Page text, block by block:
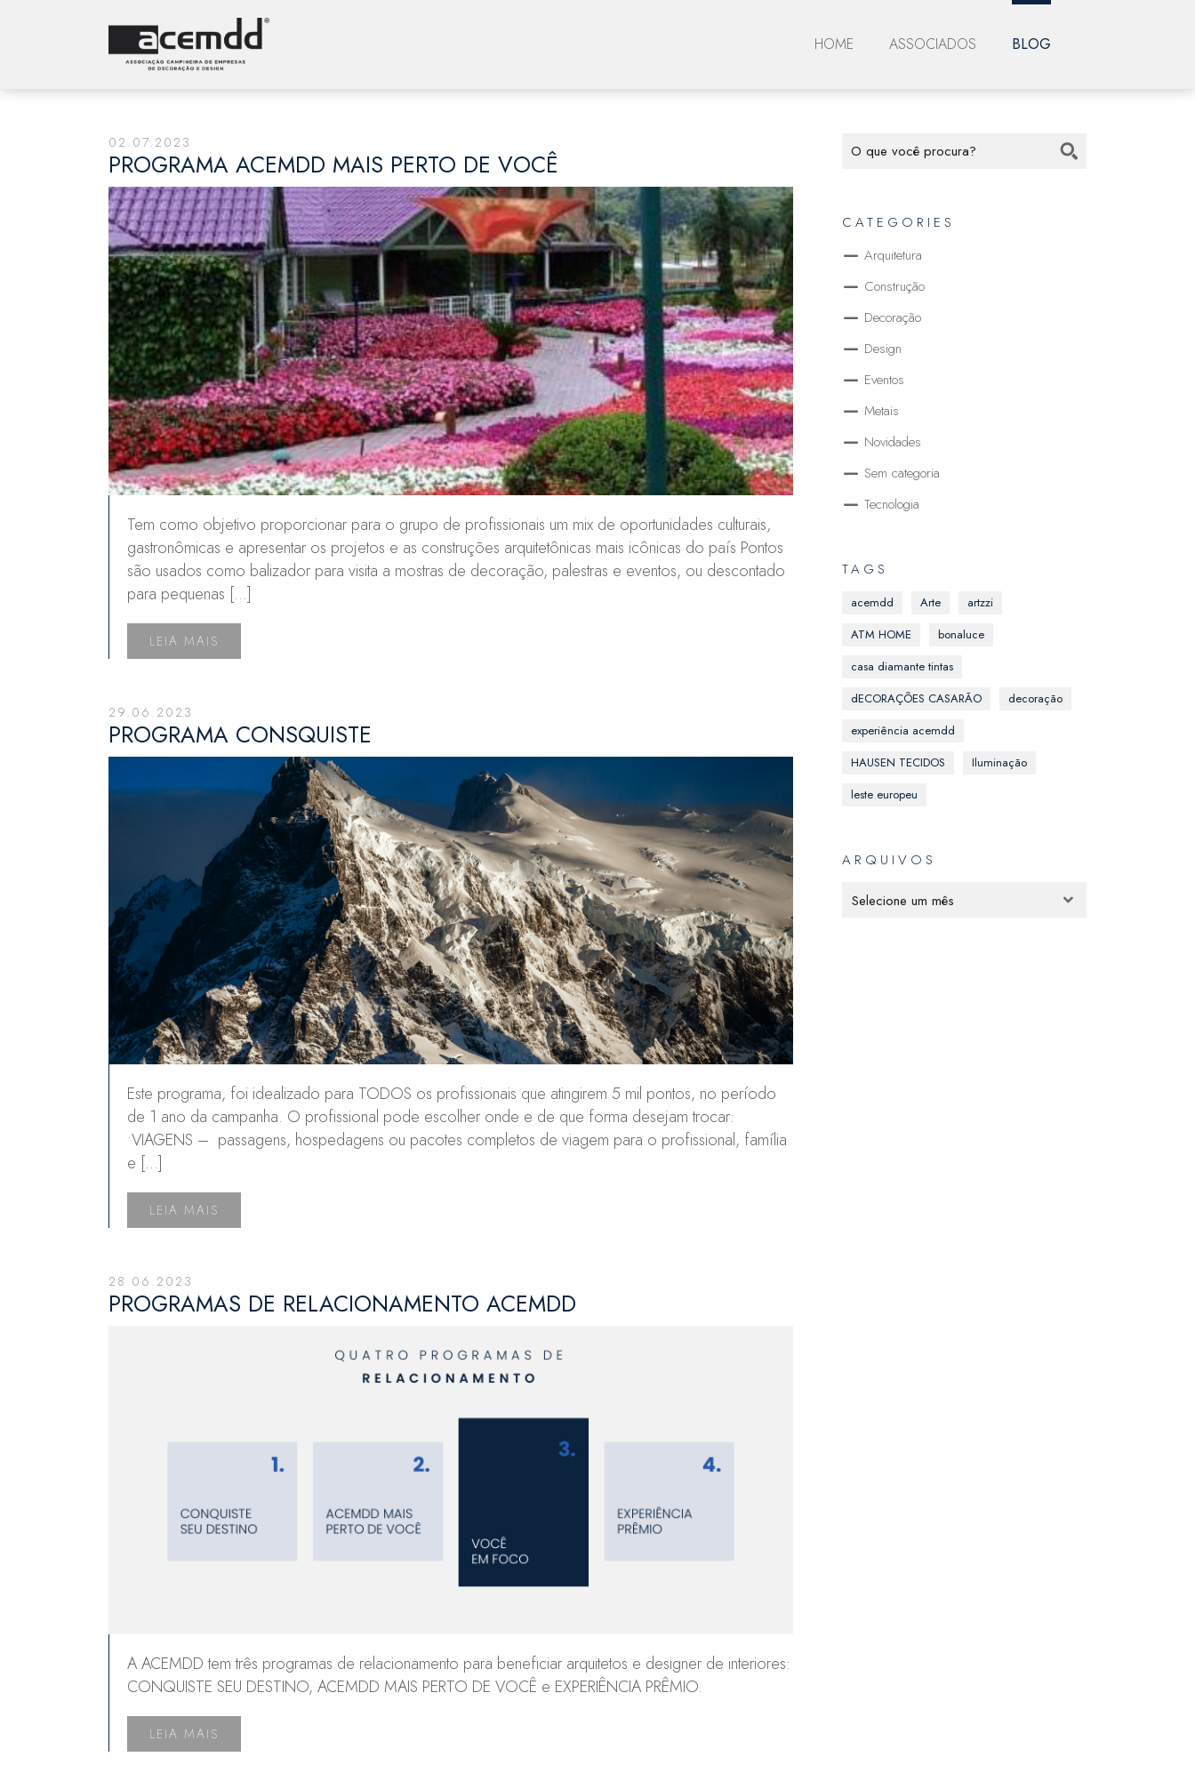
HOME ASSOCIADOS BLOG
02.07.2023
PROGRAMA ACEMDD MAIS PERTO DE VOCÊ
Tem como objetivo proporcionar para o grupo de profissionais um mix de oportunidades culturais,
gastronômicas e apresentar os projetos e as construções arquitetônicas mais icônicas do país Pontos
são usados como balizador para visita a mostras de decoração, palestras e eventos, ou descontado
para pequenas […]
LEIA MAIS
29.06.2023
PROGRAMA CONSQUISTE
Este programa, foi idealizado para TODOS os profissionais que atingirem 5 mil pontos, no período
de 1 ano da campanha. O profissional pode escolher onde e de que forma desejam trocar:
•VIAGENS – passagens, hospedagens ou pacotes completos de viagem para o profissional, família
e […]
LEIA MAIS
28.06.2023
PROGRAMAS DE RELACIONAMENTO ACEMDD
A ACEMDD tem três programas de relacionamento para beneficiar arquitetos e designer de interiores:
CONQUISTE SEU DESTINO, ACEMDD MAIS PERTO DE VOCÊ e EXPERIÊNCIA PRÊMIO.
LEIA MAIS
CATEGORIES
Arquitetura
Construção
Decoração
Design
Eventos
Metais
Novidades
Sem categoria
Tecnologia
TAGS
acemdd Arte
artzzi
ATM HOME
bonaluce
casa diamante tintas
dECORAÇÕES CASARÃO
decoração
experiência acemdd
HAUSEN TECIDOS
Iluminação
leste europeu
ARQUIVOS